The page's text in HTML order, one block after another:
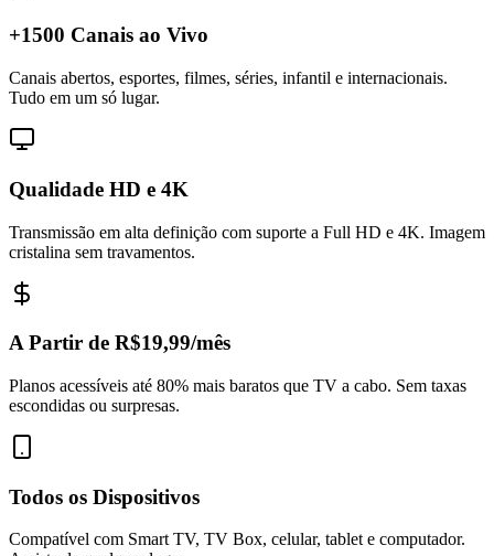
+1500 Canais ao Vivo
Canais abertos, esportes, filmes, séries, infantil e internacionais.
Tudo em um só lugar.
Qualidade HD e 4K
Transmissão em alta definição com suporte a Full HD e 4K. Imagem
cristalina sem travamentos.
A Partir de R$19,99/mês
Planos acessíveis até 80% mais baratos que TV a cabo. Sem taxas
escondidas ou surpresas.
Todos os Dispositivos
Compatível com Smart TV, TV Box, celular, tablet e computador.